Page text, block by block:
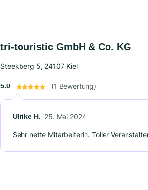
tri-touristic GmbH & Co. KG
Steekberg 5, 24107 Kiel
5.0 (1 Bewertung)
Ulrike H. 25. Mai 2024
Sehr nette Mitarbeiterin. Toller